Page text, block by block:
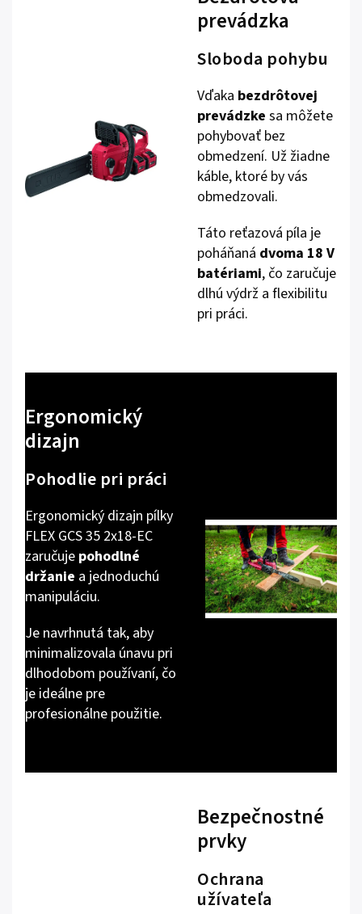
prevádzka
Sloboda pohybu
Vďaka bezdrôtovej
prevádzke sa môžete
pohybovať bez
obmedzení. Už žiadne
káble, ktoré by vás
obmedzovali.
Táto reťazová píla je
poháňaná dvoma 18 V
batériami, čo zaručuje
dlhú výdrž a flexibilitu
pri práci.
Ergonomický
dizajn
Pohodlie pri práci
Ergonomický dizajn pílky
FLEX GCS 35 2x18-EC
zaručuje pohodlné
držanie a jednoduchú
manipuláciu.
Je navrhnutá tak, aby
minimalizovala únavu pri
dlhodobom používaní, čo
je ideálne pre
profesionálne použitie.
Bezpečnostné
prvky
Ochrana
užívateľa